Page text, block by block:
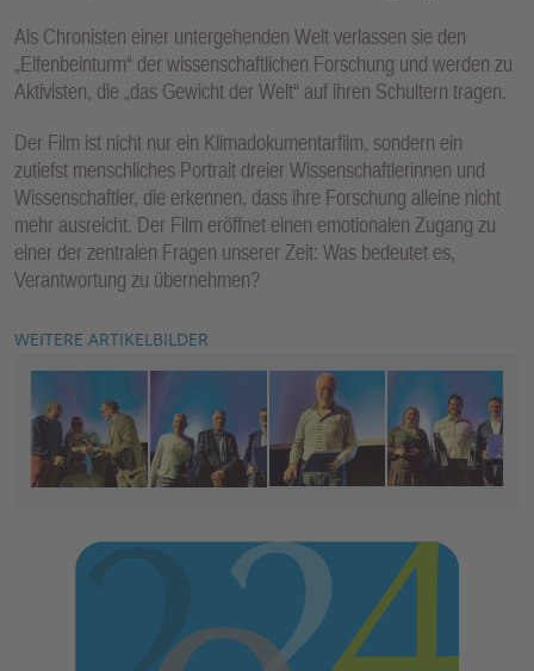
Als Chronisten einer untergehenden Welt verlassen sie den
„Elfenbeinturm“ der wissenschaftlichen Forschung und werden zu
Aktivisten, die „das Gewicht der Welt“ auf ihren Schultern tragen.
Der Film ist nicht nur ein Klimadokumentarfilm, sondern ein
zutiefst menschliches Portrait dreier Wissenschaftlerinnen und
Wissenschaftler, die erkennen, dass ihre Forschung alleine nicht
mehr ausreicht. Der Film eröffnet einen emotionalen Zugang zu
einer der zentralen Fragen unserer Zeit: Was bedeutet es,
Verantwortung zu übernehmen?
WEITERE ARTIKELBILDER